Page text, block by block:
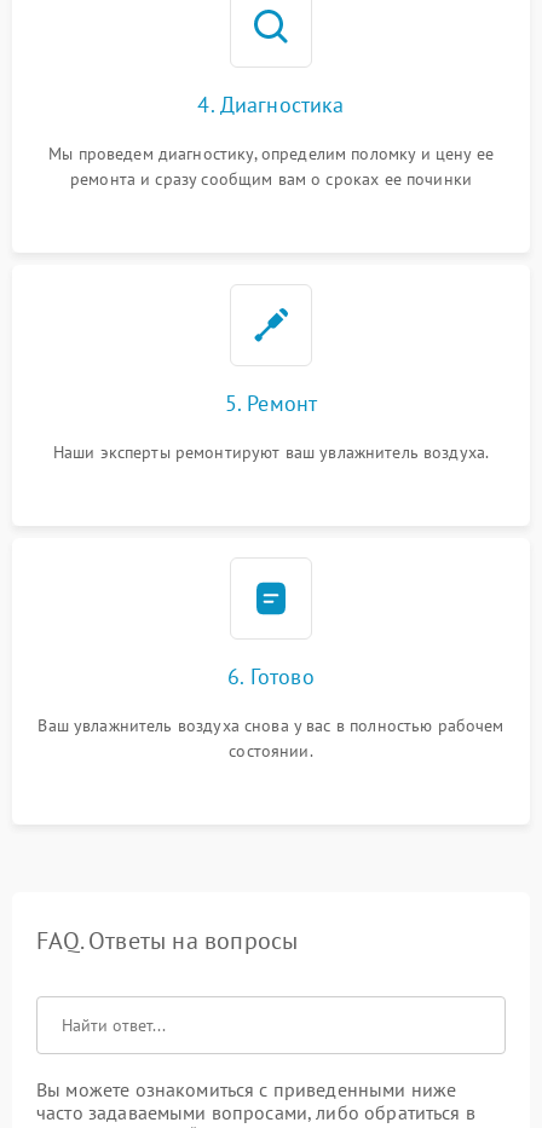
4. Диагностика
Мы проведем диагностику, определим поломку и цену ее
ремонта и сразу сообщим вам о сроках ее починки
5. Ремонт
Наши эксперты ремонтируют ваш увлажнитель воздуха.
6. Готово
Ваш увлажнитель воздуха снова у вас в полностью рабочем
состоянии.
FAQ. Ответы на вопросы
Вы можете ознакомиться с приведенными ниже
часто задаваемыми вопросами, либо обратиться в